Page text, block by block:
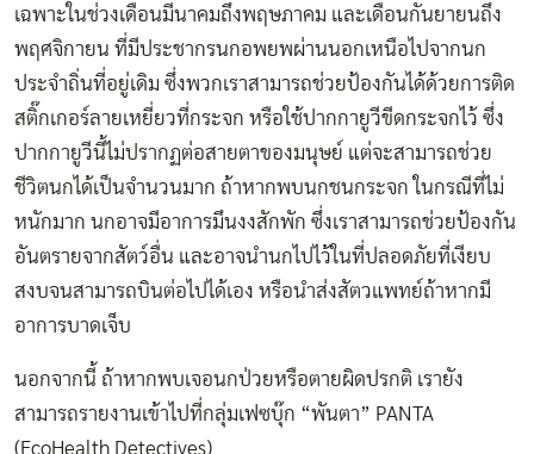
เฉพาะในช่วงเดือนมีนาคมถึงพฤษภาคม และเดือนกันยายนถึง
พฤศจิกายน ที่มีประชากรนกอพยพผ่านนอกเหนือไปจากนก
ประจำถิ่นที่อยู่เดิม ซึ่งพวกเราสามารถช่วยป้องกันได้ด้วยการติด
สติ๊กเกอร์ลายเหยี่ยวที่กระจก หรือใช้ปากกายูวีขีดกระจกไว้ ซึ่ง
ปากกายูวีนี้ไม่ปรากฏต่อสายตาของมนุษย์ แต่จะสามารถช่วย
ชีวิตนกได้เป็นจำนวนมาก ถ้าหากพบนกชนกระจก ในกรณีที่ไม่
หนักมาก นกอาจมีอาการมึนงงสักพัก ซึ่งเราสามารถช่วยป้องกัน
อันตรายจากสัตว์อื่น และอาจนำนกไปไว้ในที่ปลอดภัยที่เงียบ
สงบจนสามารถบินต่อไปได้เอง หรือนำส่งสัตวแพทย์ถ้าหากมี
อาการบาดเจ็บ
นอกจากนี้ ถ้าหากพบเจอนกป่วยหรือตายผิดปรกติ เรายัง
สามารถรายงานเข้าไปที่กลุ่มเฟซบุ๊ก “พันตา” PANTA
(EcoHealth Detectives)